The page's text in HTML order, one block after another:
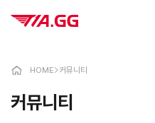
HOME>커뮤니티
커뮤니티